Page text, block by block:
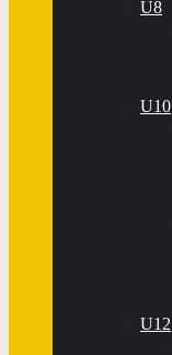
U8
U10
U12